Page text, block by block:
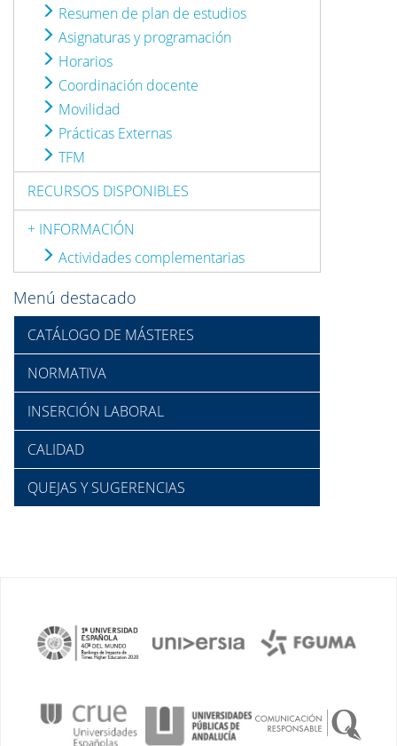
Resumen de plan de estudios
Asignaturas y programación
Horarios
Coordinación docente
Movilidad
Prácticas Externas
TFM
RECURSOS DISPONIBLES
+ INFORMACIÓN
Actividades complementarias
Menú destacado
CATÁLOGO DE MÁSTERES
NORMATIVA
INSERCIÓN LABORAL
CALIDAD
QUEJAS Y SUGERENCIAS